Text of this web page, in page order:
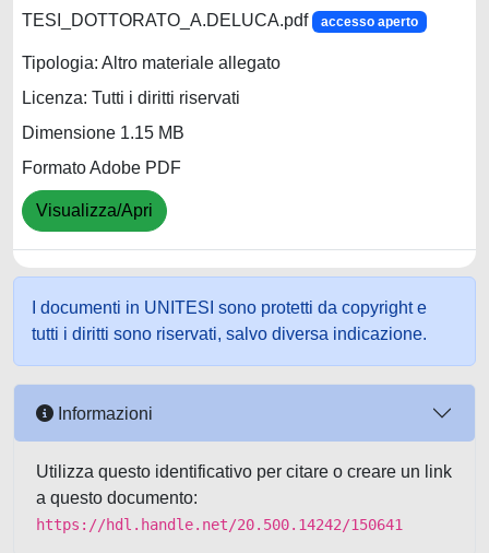
TESI_DOTTORATO_A.DELUCA.pdf accesso aperto
Tipologia: Altro materiale allegato
Licenza: Tutti i diritti riservati
Dimensione 1.15 MB
Formato Adobe PDF
Visualizza/Apri
I documenti in UNITESI sono protetti da copyright e
tutti i diritti sono riservati, salvo diversa indicazione.
Informazioni
Utilizza questo identificativo per citare o creare un link
a questo documento:
https://hdl.handle.net/20.500.14242/150641